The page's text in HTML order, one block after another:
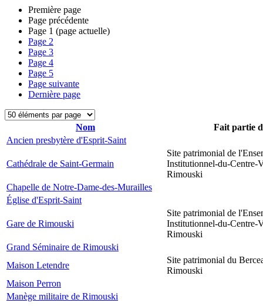
Première page
Page précédente
Page 1 (page actuelle)
Page 2
Page 3
Page 4
Page 5
Page suivante
Dernière page
Nom
Fait partie
Ancien presbytère d'Esprit-Saint
Cathédrale de Saint-Germain
Site patrimonial de
Institutionnel-du-Centre-
Rimouski
Chapelle de Notre-Dame-des-Murailles
Église d'Esprit-Saint
Gare de Rimouski
Site patrimonial de
Institutionnel-du-Centre-
Rimouski
Grand Séminaire de Rimouski
Maison Letendre
Site patrimonial du
Rimouski
Maison Perron
Manège militaire de Rimouski